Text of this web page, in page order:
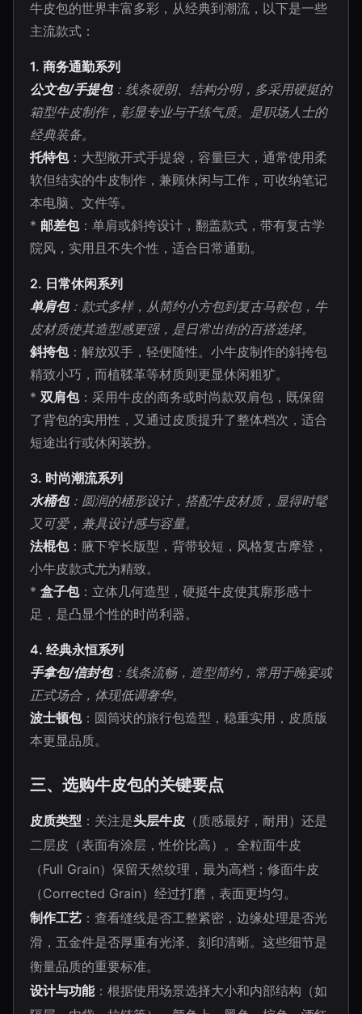
牛皮包的世界丰富多彩，从经典到潮流，以下是一些
主流款式：
1. 商务通勤系列
公文包/手提包：线条硬朗、结构分明，多采用硬挺的
箱型牛皮制作，彰显专业与干练气质。是职场人士的
经典装备。
托特包：大型敞开式手提袋，容量巨大，通常使用柔
软但结实的牛皮制作，兼顾休闲与工作，可收纳笔记
本电脑、文件等。
* 邮差包：单肩或斜挎设计，翻盖款式，带有复古学
院风，实用且不失个性，适合日常通勤。
2. 日常休闲系列
单肩包：款式多样，从简约小方包到复古马鞍包，牛
皮材质使其造型感更强，是日常出街的百搭选择。
斜挎包：解放双手，轻便随性。小牛皮制作的斜挎包
精致小巧，而植鞣革等材质则更显休闲粗犷。
* 双肩包：采用牛皮的商务或时尚款双肩包，既保留
了背包的实用性，又通过皮质提升了整体档次，适合
短途出行或休闲装扮。
3. 时尚潮流系列
水桶包：圆润的桶形设计，搭配牛皮材质，显得时髦
又可爱，兼具设计感与容量。
法棍包：腋下窄长版型，背带较短，风格复古摩登，
小牛皮款式尤为精致。
* 盒子包：立体几何造型，硬挺牛皮使其廓形感十
足，是凸显个性的时尚利器。
4. 经典永恒系列
手拿包/信封包：线条流畅，造型简约，常用于晚宴或
正式场合，体现低调奢华。
波士顿包：圆筒状的旅行包造型，稳重实用，皮质版
本更显品质。
三、选购牛皮包的关键要点
皮质类型 ：关注是头层牛皮 （质感最好，耐用）还是
二层皮（表面有涂层，性价比高）。全粒面牛皮
（Full Grain）保留天然纹理，最为高档；修面牛皮
（Corrected Grain）经过打磨，表面更均匀。
制作工艺 ：查看缝线是否工整紧密，边缘处理是否光
滑，五金件是否厚重有光泽、刻印清晰。这些细节是
衡量品质的重要标准。
设计与功能：根据使用场景选择大小和内部结构（如